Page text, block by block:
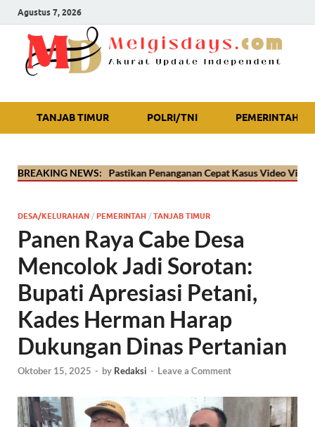
Agustus 7, 2026
Akurat Update Independent
TANJAB TIMUR POLRI/TNI PEMERINTAH
BREAKING NEWS:
Timur Pastikan Penanganan Cepat Kasus Video Viral Oknum
DESA/KELURAHAN / PEMERINTAH / TANJAB TIMUR
Panen Raya Cabe Desa
Mencolok Jadi Sorotan:
Bupati Apresiasi Petani,
Kades Herman Harap
Dukungan Dinas Pertanian
Oktober 15, 2025 - by Redaksi - Leave a Comment